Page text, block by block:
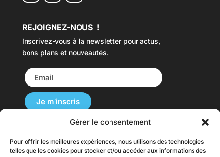
Gérer le consentement
Pour offrir les meilleures expériences, nous utilisons des technologies
telles que les cookies pour stocker et/ou accéder aux informations des
REJOIGNEZ-NOUS !
Inscrivez-vous à la newsletter pour actus,
bons plans et nouveautés.
Nos Cartes du Monde sont disponibles dans